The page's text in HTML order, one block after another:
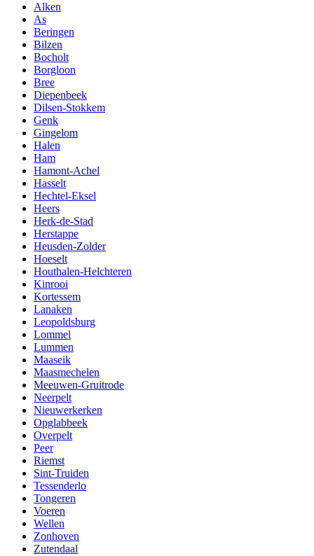
Alken
As
Beringen
Bilzen
Bocholt
Borgloon
Bree
Diepenbeek
Dilsen-Stokkem
Genk
Gingelom
Halen
Ham
Hamont-Achel
Hasselt
Hechtel-Eksel
Heers
Herk-de-Stad
Herstappe
Heusden-Zolder
Hoeselt
Houthalen-Helchteren
Kinrooi
Kortessem
Lanaken
Leopoldsburg
Lommel
Lummen
Maaseik
Maasmechelen
Meeuwen-Gruitrode
Neerpelt
Nieuwerkerken
Opglabbeek
Overpelt
Peer
Riemst
Sint-Truiden
Tessenderlo
Tongeren
Voeren
Wellen
Zonhoven
Zutendaal